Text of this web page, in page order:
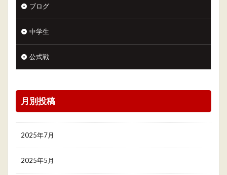
ブログ
中学生
公式戦
月別投稿
2025年7月
2025年5月